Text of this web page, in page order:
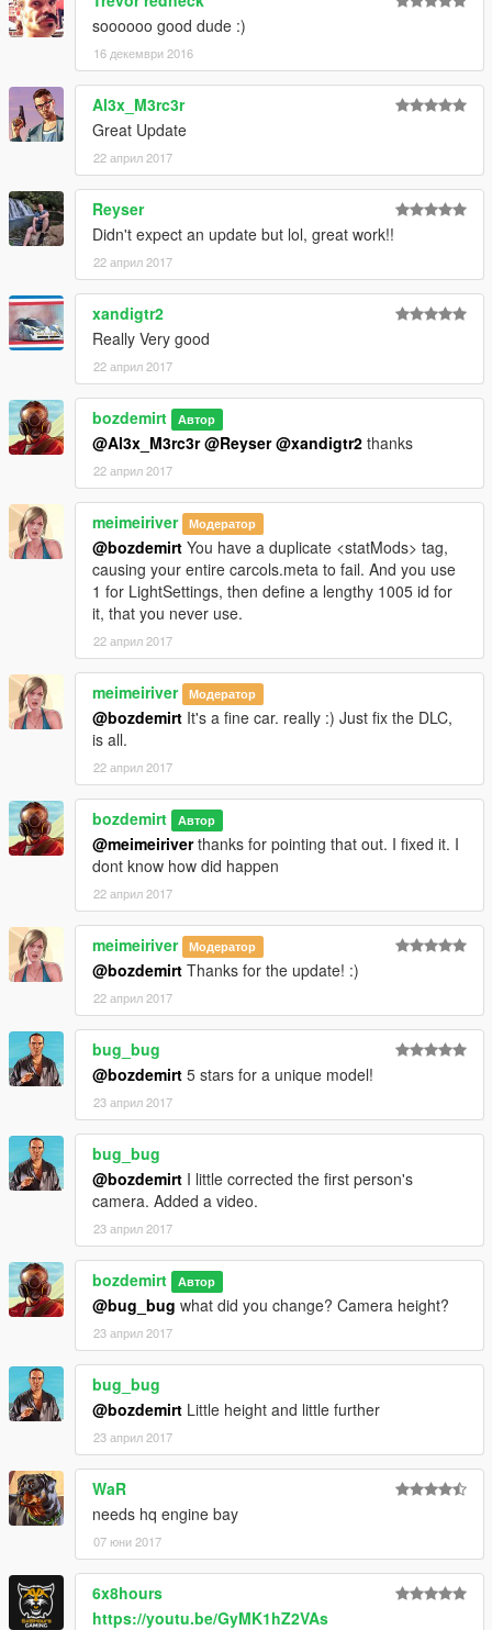
-Add-on version
*1.0
-Initial Release
You can send me screens
bozdemirtt@gmail.com
soooooo good dude :)
16 декември 2016
Al3x_M3rc3r
Great Update
22 април 2017
Reyser
Didn't expect an update but lol, great work!!
22 април 2017
xandigtr2
Really Very good
22 април 2017
bozdemirt Автор
@Al3x_M3rc3r @Reyser @xandigtr2 thanks
22 април 2017
meimeiriver Модератор
@bozdemirt You have a duplicate <statMods> tag,
causing your entire carcols.meta to fail. And you use
1 for LightSettings, then define a lengthy 1005 id for
it, that you never use.
22 април 2017
meimeiriver Модератор
@bozdemirt It's a fine car. really :) Just fix the DLC,
is all.
22 април 2017
bozdemirt Автор
@meimeiriverthanks for pointing that out. I fixed it. I
dont know how did happen
22 април 2017
meimeiriver Модератор
@bozdemirt Thanks for the update! :)
22 април 2017
bug_bug
@bozdemirt 5 stars for a unique model!
23 април 2017
bug_bug
@bozdemirt I little corrected the first person's
camera. Added a video.
23 април 2017
bozdemirt Автор
@bug_bug what did you change? Camera height?
23 април 2017
bug_bug
@bozdemirt Little height and little further
23 април 2017
WaR
needs hq engine bay
07 юни 2017
6x8hours
https://youtu.be/GyMK1hZ2VAs